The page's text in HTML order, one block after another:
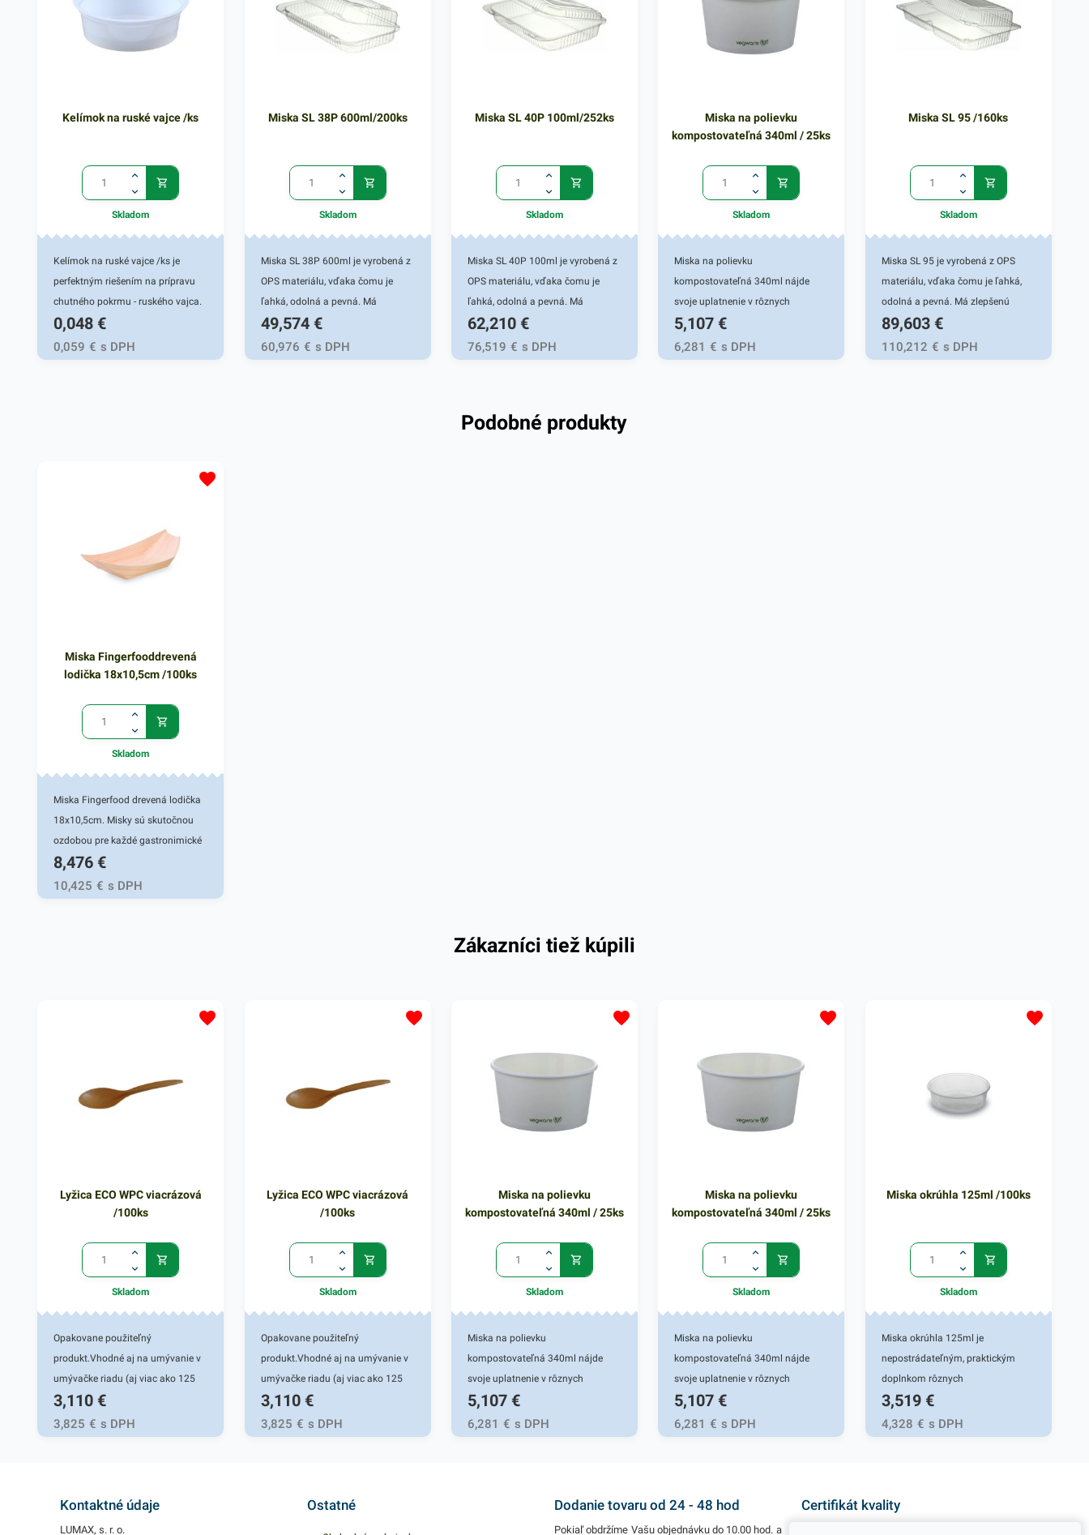
Kelímok na ruské vajce /ks
Skladom
Kelímok na ruské vajce /ks je
perfektným riešením na prípravu
chutného pokrmu - ruského vajca.
Avšak tento kelímok môže byť tiež
praktickým pomocníkom pri
rýchlom balení rôznych omáčok,
bielom vyhotovení. Balenie
obsahuje 1kus kelímku. V našej
širokej ponuke produktov nájdete
0,048 €
0,059 € s DPH
Miska SL 38P 600ml/200ks
Skladom
Miska SL 38P 600ml je vyrobená z
OPS materiálu, vďaka čomu je
ľahká, odolná a pevná. Má
zlepšenú priehľadnosť a zvýšenú
pevnosť. Táto miska je veľmi
praktickým doplnkom rôznych
49,574 €
60,976 € s DPH
Miska SL 40P 100ml/252ks
Skladom
Miska SL 40P 100ml je vyrobená z
OPS materiálu, vďaka čomu je
ľahká, odolná a pevná. Má
zlepšenú priehľadnosť a zvýšenú
pevnosť. Táto miska je veľmi
praktickým doplnkom rôznych
Vhodná pre fresh obchody či fast
62,210 €
76,519 € s DPH
Miska na polievku
kompostovateľná 340ml / 25ks
Skladom
Miska na polievku
kompostovateľná 340ml nájde
svoje uplatnenie v rôznych
gastronomických prevádzkach,
ktoré ponúkajú rozvoz jedál či ich
prehľadné uskladnenie. Vhodná
5,107 €
6,281 € s DPH
Miska SL 95 /160ks
Skladom
Miska SL 95 je vyrobená z OPS
materiálu, vďaka čomu je ľahká,
odolná a pevná. Má zlepšenú
priehľadnosť a zvýšenú pevnosť.
Táto miska je veľmi praktickým
doplnkom rôznych
89,603 €
110,212 € s DPH
Podobné produkty
Miska Fingerfooddrevená
lodička 18x10,5cm /100ks
Skladom
Miska Fingerfood drevená lodička
18x10,5cm. Misky sú skutočnou
ozdobou pre každé gastronimické
stolovanie. Drevené fingerfood
lodičky sú plne biologicky
odbúrateľné a vhodné pre
podobné misky a nádoby na
balenie rôznych druhov pokrmov.
8,476 €
10,425 € s DPH
Zákazníci tiež kúpili
Lyžica ECO WPC viacrázová
/100ks
Skladom
Opakovane použiteľný
produkt.Vhodné aj na umývanie v
umývačke riadu (aj viac ako 125
cyklov).
3,110 €
3,825 € s DPH
Lyžica ECO WPC viacrázová
/100ks
Skladom
Opakovane použiteľný
produkt.Vhodné aj na umývanie v
umývačke riadu (aj viac ako 125
cyklov).
3,110 €
3,825 € s DPH
Miska na polievku
kompostovateľná 340ml / 25ks
Skladom
Miska na polievku
kompostovateľná 340ml nájde
svoje uplatnenie v rôznych
gastronomických prevádzkach,
ktoré ponúkajú rozvoz jedál či ich
prehľadné uskladnenie. Vhodná
bezpečný a udržateľný pre životné
5,107 €
6,281 € s DPH
Miska na polievku
kompostovateľná 340ml / 25ks
Skladom
Miska na polievku
kompostovateľná 340ml nájde
svoje uplatnenie v rôznych
gastronomických prevádzkach,
ktoré ponúkajú rozvoz jedál či ich
prehľadné uskladnenie. Vhodná
bezpečný a udržateľný pre životné
5,107 €
6,281 € s DPH
Miska okrúhla 125ml /100ks
Skladom
Miska okrúhla 125ml je
nepostrádateľným, praktickým
doplnkom rôznych
gastronomických reštaurácií a
iných potravinových prevádzok.
Vhodná pre fresh obchody a aj
šalátov, čerstvého ovocia,
3,519 €
4,328 € s DPH
Kontaktné údaje
LUMAX, s. r. o.
Ostatné Dodanie tovaru od 24 - 48 hod
Pokiaľ obdržíme Vašu objednávku do 10.00 hod. a
Certifikát kvality